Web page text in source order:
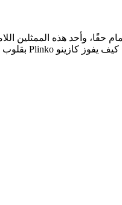
حقًا، وأحد هذه الممثلين